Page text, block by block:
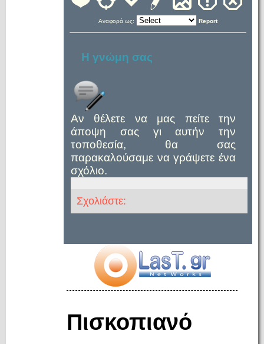
Αναφορά ως: Report
Η γνώμη σας
Αν θέλετε να μας πείτε την
άποψη σας γι αυτήν την
τοποθεσία, θα σας
παρακαλούσαμε να γράψετε ένα
σχόλιο.
Σχολιάστε:
Πισκοπιανό